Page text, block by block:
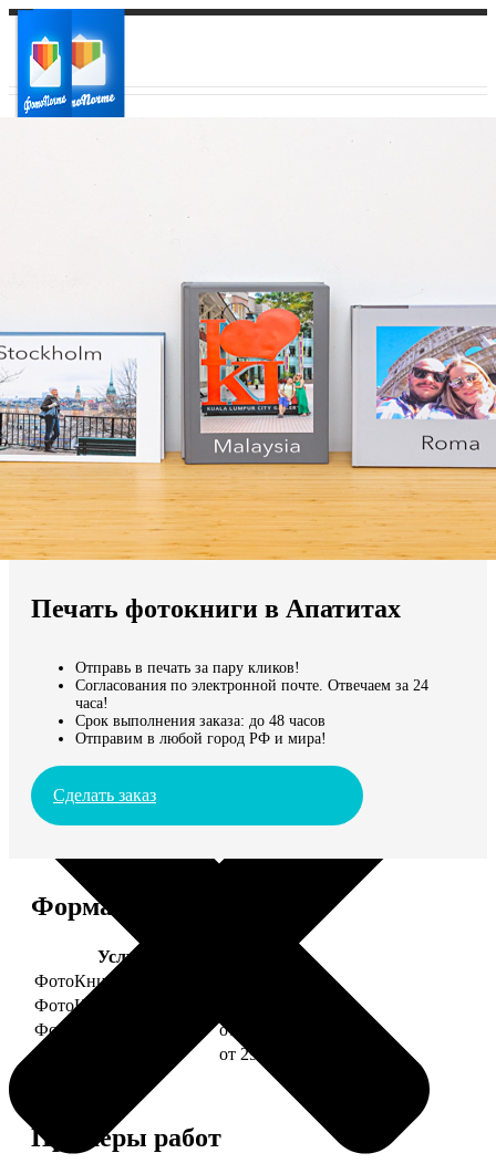
Мы доставляем по всему миру
Продолжить без города
Печать фотокниги в Апатитах
Отправь в печать за пару кликов!
Согласования по электронной почте. Отвечаем за 24
часа!
Срок выполнения заказа: до 48 часов
Отправим в любой город РФ и мира!
Сделать заказ
Форматы и цены
Услуга
ФотоКниги "Премиум"
ФотоКниги "Слим"
ФотоКниги "Лайт"
от 2990
ФотоКниги "Софт"
от 2990
Примеры работ